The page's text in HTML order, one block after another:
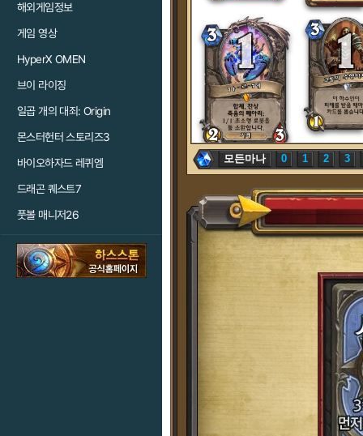
해외게임정보
게임 영상
HyperX OMEN
브이 라이징
일곱 개의 대죄: Origin
몬스터헌터 스토리즈3
바이오하자드 레퀴엠
드래곤 퀘스트7
풋볼 매니저26
모든마나 0 1 2 3